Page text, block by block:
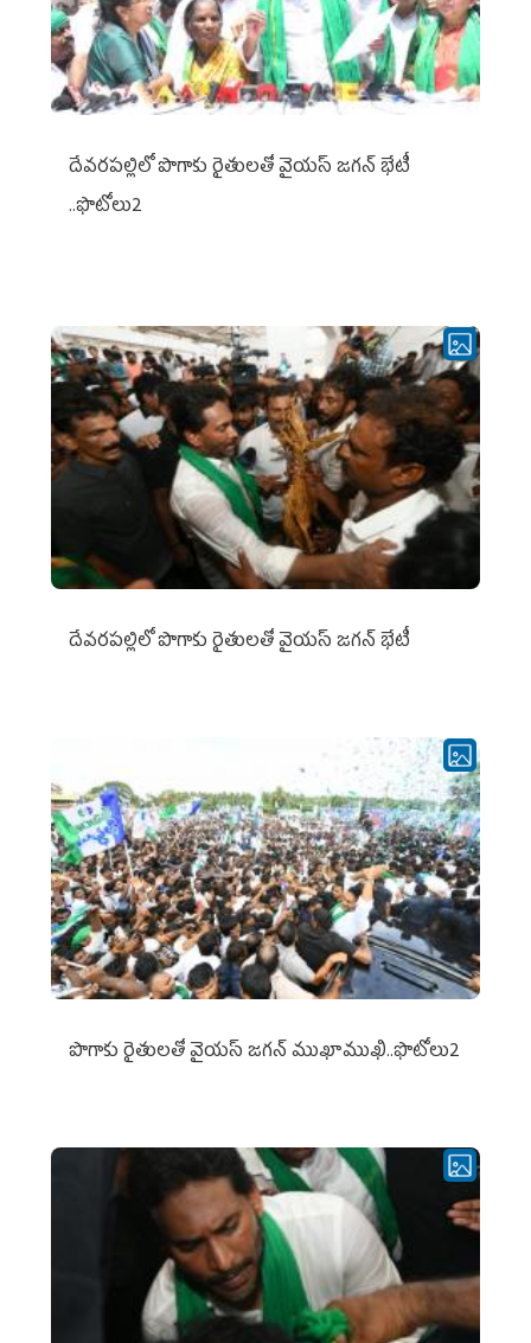
దేవరపల్లిలో పొగాకు రైతులతో వైయస్ జగన్ భేటీ
..ఫొటోలు2
దేవరపల్లిలో పొగాకు రైతులతో వైయస్ జగన్ భేటీ
పొగాకు రైతుల‌తో వైయ‌స్ జ‌గ‌న్ ముఖాముఖి..ఫొటోలు2